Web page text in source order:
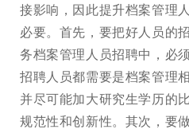
接影响，因此提升档案管理
必要。首先，要把好人员的
务档案管理人员招聘中，必
招聘人员都需要是档案管理
并尽可能加大研究生学历的
规范性和创新性。其次，要